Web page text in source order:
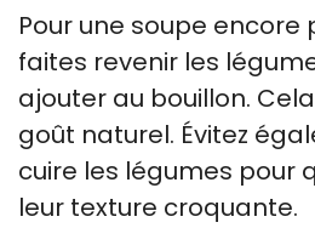
Pour une soupe encore
faites revenir les
ajouter au bouillon.
goût naturel. Évitez
cuire les légumes pour
leur texture croquante.